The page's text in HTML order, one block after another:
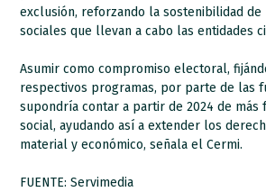
exclusión, reforzando la sostenibilidad
sociales que llevan a cabo las entidades
Asumir como compromiso electoral,
respectivos programas, por parte de las
supondría contar a partir de 2024 de más
social, ayudando así a extender los
material y económico, señala el Cermi.
FUENTE: Servimedia